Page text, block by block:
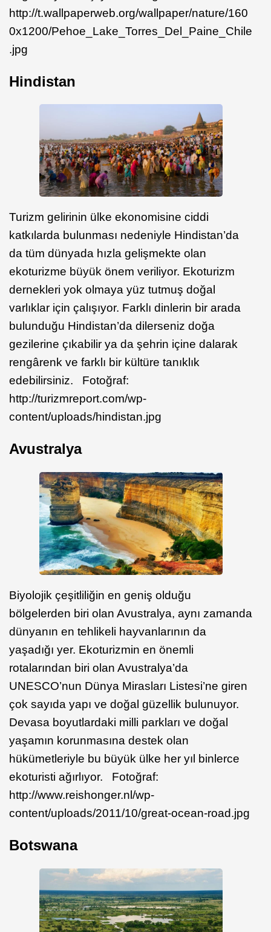
http://t.wallpaperweb.org/wallpaper/nature/160
0x1200/Pehoe_Lake_Torres_Del_Paine_Chile
.jpg
Hindistan
Turizm gelirinin ülke ekonomisine ciddi
katkılarda bulunması nedeniyle Hindistan’da
da tüm dünyada hızla gelişmekte olan
ekoturizme büyük önem veriliyor. Ekoturizm
dernekleri yok olmaya yüz tutmuş doğal
varlıklar için çalışıyor. Farklı dinlerin bir arada
bulunduğu Hindistan’da dilerseniz doğa
gezilerine çıkabilir ya da şehrin içine dalarak
rengârenk ve farklı bir kültüre tanıklık
edebilirsiniz. Fotoğraf:
http://turizmreport.com/wp-
content/uploads/hindistan.jpg
Avustralya
Biyolojik çeşitliliğin en geniş olduğu
bölgelerden biri olan Avustralya, aynı zamanda
dünyanın en tehlikeli hayvanlarının da
yaşadığı yer. Ekoturizmin en önemli
rotalarından biri olan Avustralya’da
UNESCO’nun Dünya Mirasları Listesi’ne giren
çok sayıda yapı ve doğal güzellik bulunuyor.
Devasa boyutlardaki milli parkları ve doğal
yaşamın korunmasına destek olan
hükümetleriyle bu büyük ülke her yıl binlerce
ekoturisti ağırlıyor. Fotoğraf:
http://www.reishonger.nl/wp-
content/uploads/2011/10/great-ocean-road.jpg
Botswana